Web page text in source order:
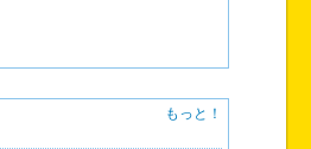
もっと！